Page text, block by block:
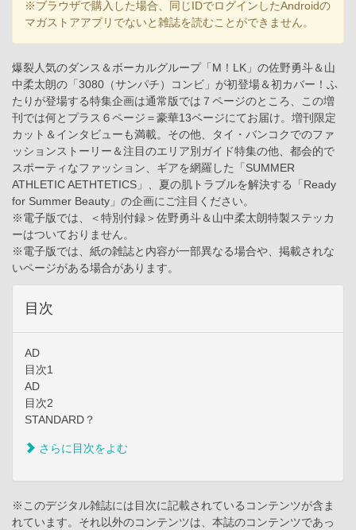
※ブラウザで購入した場合、同じIDでログインしたAndroidの
マガストアアプリでないと雑誌を読むことができません。
爆裂人気のダンス＆ボーカルグループ「M！LK」の佐野勇斗＆山
中柔太朗の「3080（サンパチ）コンビ」が初登場＆初カバー！ふ
たりが登場する特集企画は通常版では７ページのところ、この増
刊では何とプラス６ページ＝豪華13ページにてお届け。増刊限定
カット＆インタビューも満載。その他、タイ・バンコクでのファ
ッションストーリー＆注目のエリア別ガイド特集の他、都会的で
スポーティなファッション、ギアを網羅した「SUMMER
ATHLETIC AETHTETICS」、夏の肌トラブルを解決する「Ready
for Summer Beauty」の企画にご注目ください。
※電子版では、＜特別付録＞佐野勇斗＆山中柔太朗特製ステッカ
ーはついておりません。
※電子版では、紙の雑誌と内容が一部異なる場合や、掲載されな
いページがある場合があります。
目次
AD
目次1
AD
目次2
STANDARD？
さらに目次をよむ
※このデジタル雑誌には目次に記載されているコンテンツが含ま
れています。それ以外のコンテンツは、本誌のコンテンツであっ